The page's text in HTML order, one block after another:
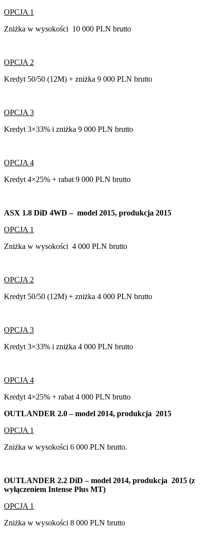
OPCJA 1
Zniżka w wysokości 10 000 PLN brutto
OPCJA 2
Kredyt 50/50 (12M) + zniżka 9 000 PLN brutto
OPCJA 3
Kredyt 3×33% i zniżka 9 000 PLN brutto
OPCJA 4
Kredyt 4×25% + rabat 9 000 PLN brutto
ASX 1.8 DiD 4WD – model 2015, produkcja 2015
OPCJA 1
Zniżka w wysokości 4 000 PLN brutto
OPCJA 2
Kredyt 50/50 (12M) + zniżka 4 000 PLN brutto
OPCJA 3
Kredyt 3×33% i zniżka 4 000 PLN brutto
OPCJA 4
Kredyt 4×25% + rabat 4 000 PLN brutto
OUTLANDER 2.0 – model 2014, produkcja 2015
OPCJA 1
Zniżka w wysokości 6 000 PLN brutto.
OUTLANDER 2.2 DiD – model 2014, produkcja 2015 (z
wyłączeniem Intense Plus MT)
OPCJA 1
Zniżka w wysokości 8 000 PLN brutto